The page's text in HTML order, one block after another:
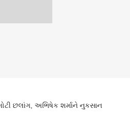
છલાંગ, અભિષેક શર્માને નુકસાન